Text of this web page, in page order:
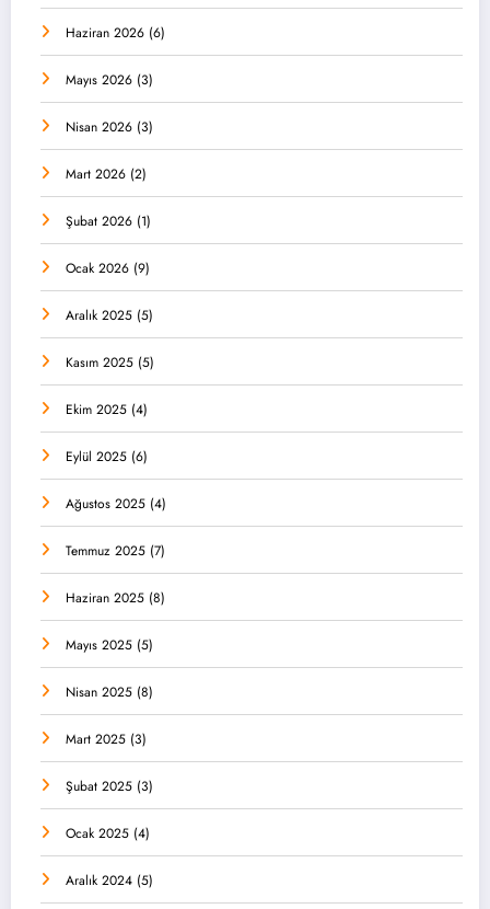
Haziran 2026 (6)
Mayıs 2026 (3)
Nisan 2026 (3)
Mart 2026 (2)
Şubat 2026 (1)
Ocak 2026 (9)
Aralık 2025 (5)
Kasım 2025 (5)
Ekim 2025 (4)
Eylül 2025 (6)
Ağustos 2025 (4)
Temmuz 2025 (7)
Haziran 2025 (8)
Mayıs 2025 (5)
Nisan 2025 (8)
Mart 2025 (3)
Şubat 2025 (3)
Ocak 2025 (4)
Aralık 2024 (5)